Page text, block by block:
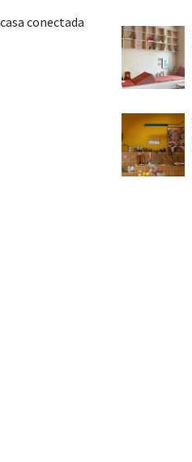
conectada